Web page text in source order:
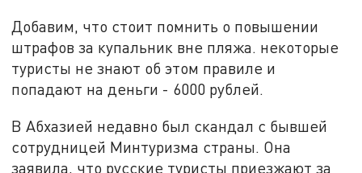
Добавим, что стоит помнить о повышении
штрафов за купальник вне пляжа. некоторые
туристы не знают об этом правиле и
попадают на деньги - 6000 рублей.
В Абхазией недавно был скандал с бывшей
сотрудницей Минтуризма страны. Она
заявила, что русские туристы приезжают за